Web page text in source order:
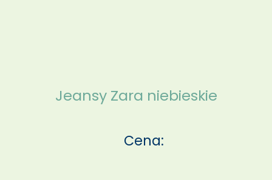
Jeansy Zara niebieskie
Cena: